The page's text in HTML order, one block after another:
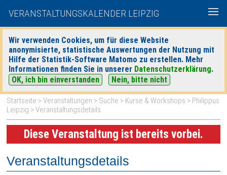
VERANSTALTUNGSKALENDER LEIPZIG
Wir verwenden Cookies, um für diese Website
anonymisierte, statistische Auswertungen der Nutzung mit
Hilfe der Statistik-Software Matomo zu erstellen. Mehr
Informationen finden Sie in unserer Datenschutzerklärung.
OK, ich bin einverstanden
Nein, bitte nicht
heute|morgen| Detaillierte Suche
Startseite >Veranstaltungen > Suche > Kurse & Workshops > Philippus
Leipzig > Veranstaltungsdetails
Diese Veranstaltung ist bereits vorbei.
Veranstaltungsdetails